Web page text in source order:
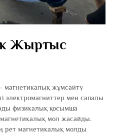
Жыртыс
- магнетикалық жұмсайту
электромагниттер мен сапалы
физикалық қосымша
магнетикалық мол жасайды.
рет магнетикалық молды